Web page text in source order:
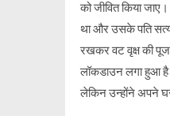
को जीवित किया
था और उसके पति
रखकर वट वृक्ष की
लॉकडाउन लगा हुआ
लेकिन उन्होंने अपने